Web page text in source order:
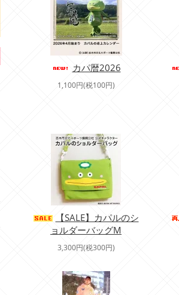
カパ暦2026
1,100円(税100円)
【SALE】カパルのシ
ョルダーバッグM
3,300円(税300円)